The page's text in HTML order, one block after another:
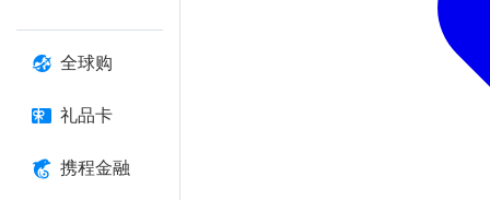
全球购
礼品卡
携程金融